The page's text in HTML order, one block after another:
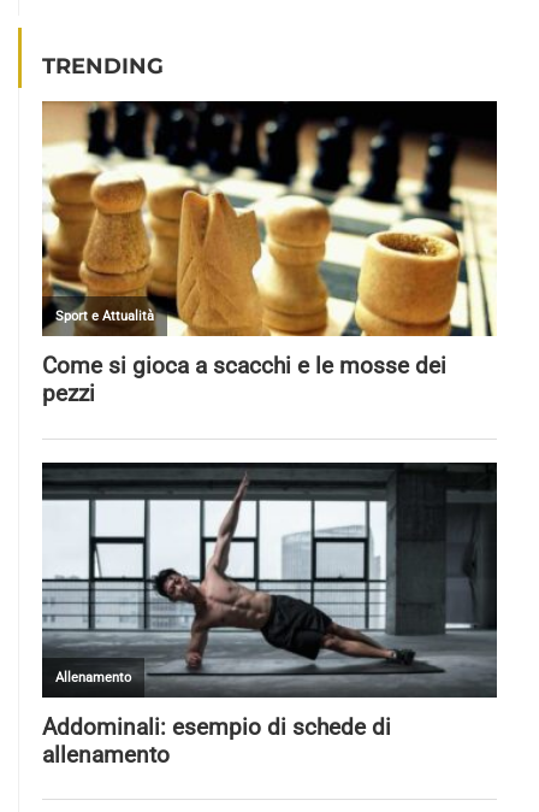
TRENDING